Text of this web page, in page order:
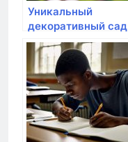
Уникальный
декоративный сад
с Домовичкой